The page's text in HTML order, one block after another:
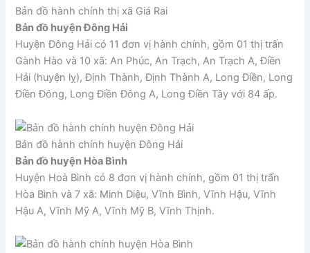
Bản đồ hành chính thị xã Giá Rai
Bản đồ huyện Đông Hải
Huyện Đông Hải có 11 đơn vị hành chính, gồm 01 thị trấn
Gành Hào và 10 xã: An Phúc, An Trạch, An Trạch A, Điền
Hải (huyện lỵ), Định Thành, Định Thành A, Long Điền, Long
Điền Đông, Long Điền Đông A, Long Điền Tây với 84 ấp.
Bản đồ hành chính huyện Đông Hải
Bản đồ huyện Hòa Bình
Huyện Hoà Bình có 8 đơn vị hành chính, gồm 01 thị trấn
Hòa Bình và 7 xã: Minh Diệu, Vĩnh Bình, Vĩnh Hậu, Vĩnh
Hậu A, Vĩnh Mỹ A, Vĩnh Mỹ B, Vĩnh Thịnh.